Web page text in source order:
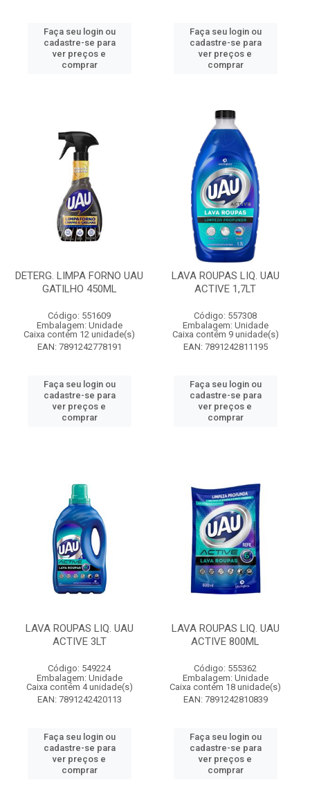
Faça seu login ou
cadastre-se para
ver preços e
comprar
Faça seu login ou
cadastre-se para
ver preços e
comprar
DETERG. LIMPA FORNO UAU
GATILHO 450ML
Código: 551609
Embalagem: Unidade
Caixa contém 12 unidade(s)
EAN: 7891242778191
Faça seu login ou
cadastre-se para
ver preços e
comprar
LAVA ROUPAS LIQ. UAU
ACTIVE 1,7LT
Código: 557308
Embalagem: Unidade
Caixa contém 9 unidade(s)
EAN: 7891242811195
Faça seu login ou
cadastre-se para
ver preços e
comprar
LAVA ROUPAS LIQ. UAU
ACTIVE 3LT
Código: 549224
Embalagem: Unidade
Caixa contém 4 unidade(s)
EAN: 7891242420113
Faça seu login ou
cadastre-se para
ver preços e
comprar
LAVA ROUPAS LIQ. UAU
ACTIVE 800ML
Código: 555362
Embalagem: Unidade
Caixa contém 18 unidade(s)
EAN: 7891242810839
Faça seu login ou
cadastre-se para
ver preços e
comprar